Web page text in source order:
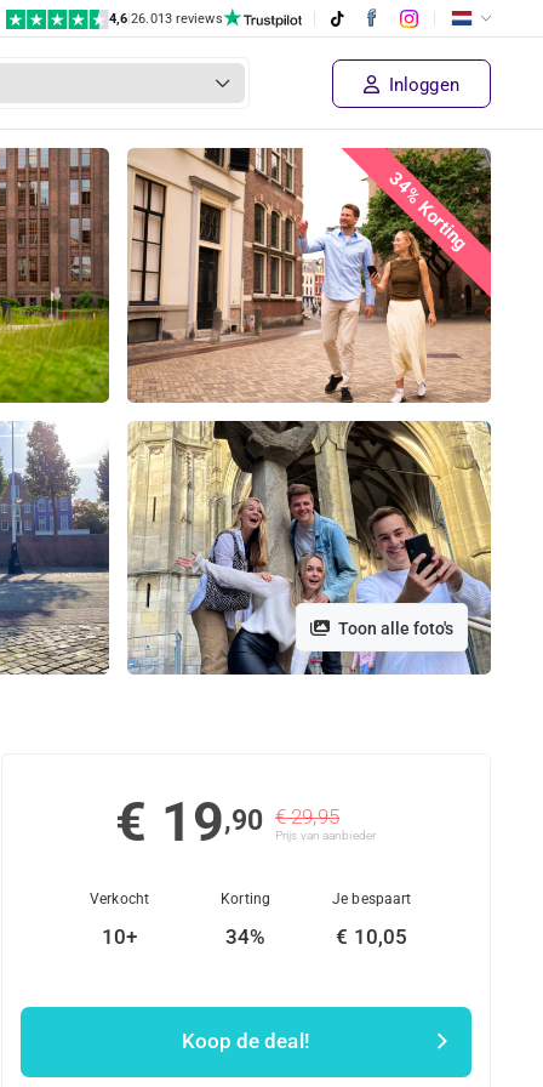
4,6|26.013 reviews
Inloggen
34% Korting
Toon alle foto's
€ 19,90 € 29,95
Prijs van aanbieder
Verkocht
10+
Korting
34%
Je bespaart
€ 10,05
Koop de deal!